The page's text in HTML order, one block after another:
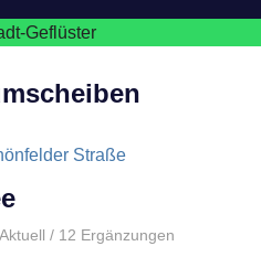
Aktuell / 12 Ergänzungen